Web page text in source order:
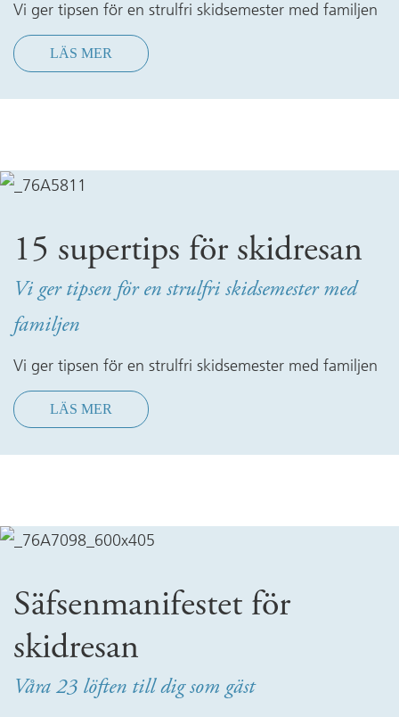
Vi ger tipsen för en strulfri skidsemester med familjen
LÄS MER
15 supertips för skidresan
Vi ger tipsen för en strulfri skidsemester med
familjen
Vi ger tipsen för en strulfri skidsemester med familjen
LÄS MER
Säfsenmanifestet för
skidresan
Våra 23 löften till dig som gäst